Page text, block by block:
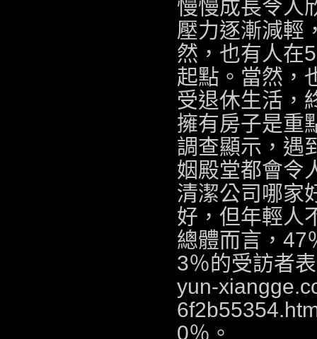
慢慢成長令人
壓力逐漸減輕
然，也有人在
起點。當然，
受退休生活，
擁有房子是重
調查顯示，遇
姻殿堂都會令
清潔公司哪家
好，但年輕人
總體而言，47
3％的受訪者
yun-
0％。